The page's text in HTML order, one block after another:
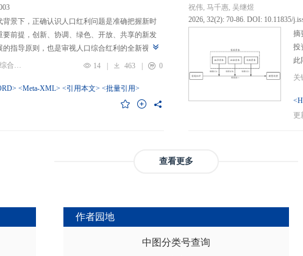
过程。新发展格局下毗邻省际协作治理的路径
要求、省际协作发展需要，以及市场主体和民
的协作治理共识，明确毗邻省际协作治理是省域
题。其次，统筹衔接国家战略政策与省域治理
构总体布局，下好毗邻协作先行示范区创建、
补功能，牵住“牛鼻子”工程，着重优化开放协作
基础设施和基本公共服务一体化，推动产业链整
重
构
建
然
选
制
景下，正确认识人口红利问题是准确把握新时
前提，创新、协调、绿色、开放、共享的新发
指导原则，也是审视人口综合红利的全新视
人口综合红利理论是在发展基础、核心理念和
结构、素质、分布等人口条件为基础，以新发
的适应性调整从而培育、巩固和收获人口优
的现实，充分挖掘和利用现有人口条件，也要
极挖掘、培育人口结构优化红利、人口素质提升
以相关政策制度的调整完善为路径，引导人口发
放、共享的理念需求，积极回应人口发展的趋
关键词：新发展理念; 人口综合红利; 高质量发展; 人口政策; 中国式现代化 14 | 463 | 0
<Meta-XML> <引用本文> <批量引用>
祝伟, 马千惠, 吴继煜
2026, 32(2): 70-86. DOI: 10.11835/
摘
投
此
益
育
与
更
查看更多
作者园地
中图分类号查询